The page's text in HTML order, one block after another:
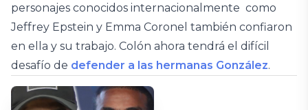
personajes conocidos internacionalmente como
Jeffrey Epstein y Emma Coronel también confiaron
en ella y su trabajo. Colón ahora tendrá el difícil
desafío de defender a las hermanas González.